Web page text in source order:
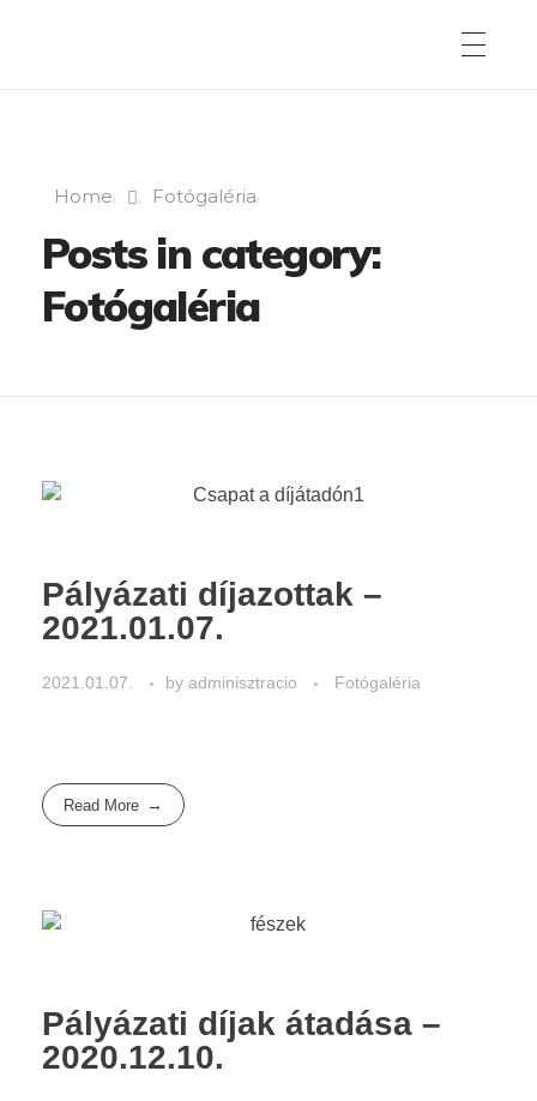
Home Fotógaléria
Posts in category:
Fotógaléria
Pályázati díjazottak –
2021.01.07.
2021.01.07. by adminisztracio Fotógaléria
Read More
Pályázati díjak átadása –
2020.12.10.